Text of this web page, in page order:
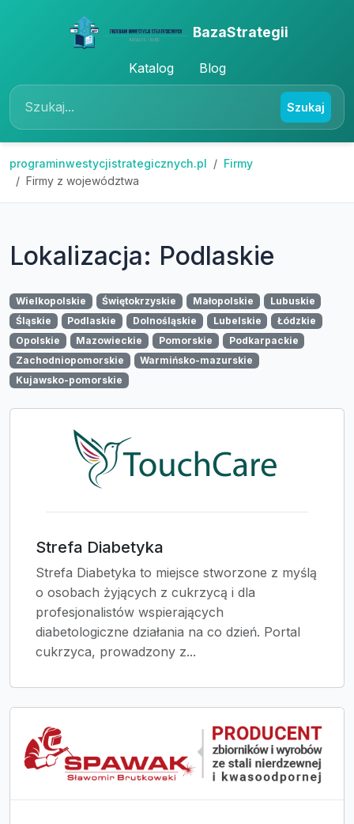
BazaStrategii
Katalog Blog
Szukaj
programinwestycjistrategicznych.pl
Firmy
Firmy z województwa
Lokalizacja: Podlaskie
Wielkopolskie Świętokrzyskie Małopolskie
Lubuskie
Śląskie
Podlaskie Dolnośląskie Lubelskie
Łódzkie
Opolskie
Mazowieckie Pomorskie
Podkarpackie
Zachodniopomorskie
Warmińsko-mazurskie
Kujawsko-pomorskie
Strefa Diabetyka
Strefa Diabetyka to miejsce stworzone z myślą
o osobach żyjących z cukrzycą i dla
profesjonalistów wspierających
diabetologiczne działania na co dzień. Portal
cukrzyca, prowadzony z...